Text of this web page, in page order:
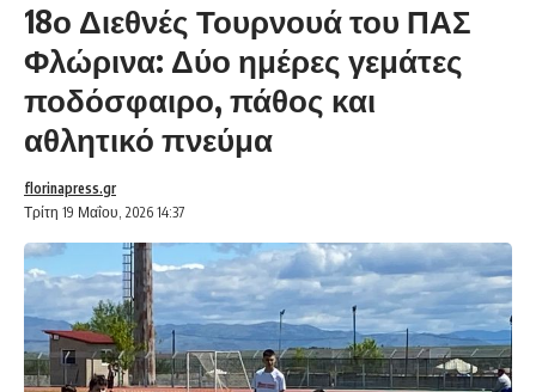
18ο Διεθνές Τουρνουά του ΠΑΣ
Φλώρινα: Δύο ημέρες γεμάτες
ποδόσφαιρο, πάθος και
αθλητικό πνεύμα
Τρίτη 19 Μαΐου, 2026 14:37
florinapress.gr